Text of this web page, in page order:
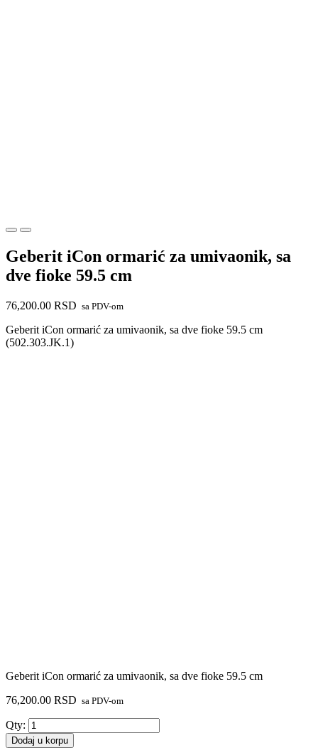
Geberit iCon ormarić za umivaonik, sa
dve fioke 59.5 cm
76,200.00 RSD sa PDV-om
Geberit iCon ormarić za umivaonik, sa dve fioke 59.5 cm
(502.303.JK.1)
Geberit iCon ormarić za umivaonik, sa dve fioke 59.5 cm
76,200.00 RSD sa PDV-om
Qty: Geberit
iCon
ormarić
Dodaj u korpu